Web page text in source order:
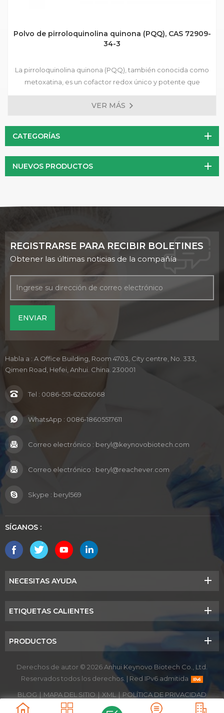
Polvo de pirroloquinolina quinona (PQQ), CAS 72909-
34-3
La pirroloquinolina quinona (PQQ), también conocida como
metoxatina, es un cofactor redox único y potente que
desempeña un papel crucial en la producción de energía
celular. Como potente antioxidante, la PQQ puede proteger
celular y mejora el metabolismo energético general.
VER MÁS
CATEGORÍAS
NUEVOS PRODUCTOS
REGISTRARSE PARA RECIBIR BOLETINES
Obtener las últimas noticias de la compañía
Habla a : A Office Building, Room 4703, City centre, No. 333,
Qimen Road, Hefei, Anhui. China. 230001
Tel : 0086-551-62626068
WhatsApp : 0086-18605517611
Correo electrónico : beryl@keynovobiotech.com
Correo electrónico : beryl@reachever.com
Skype : beryl569
SÍGANOS :
NECESITAS AYUDA
ETIQUETAS CALIENTES
PRODUCTOS
Derechos de autor © 2026 Anhui Keynovo Biotech Co., Ltd.
Reservados todos los derechos. | Red IPv6 admitida
BLOG | MAPA DEL SITIO | XML | POLÍTICA DE PRIVACIDAD